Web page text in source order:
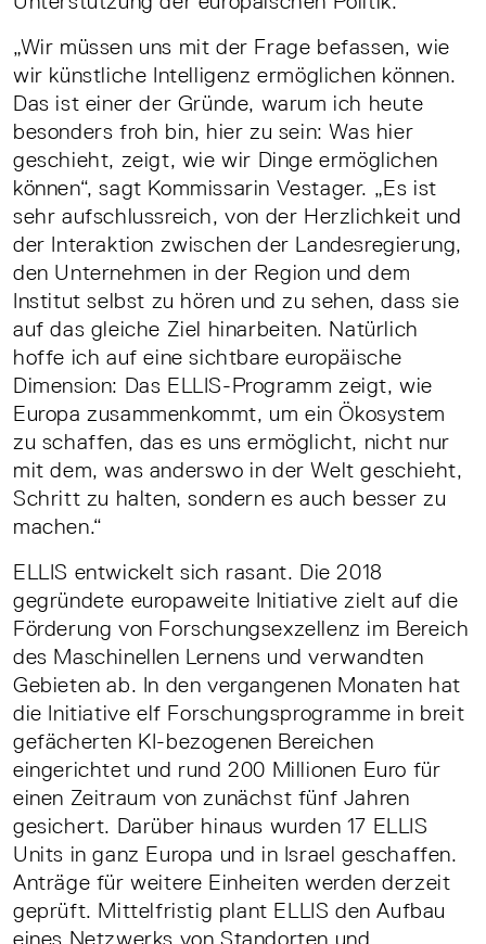
„Wir müssen uns mit der Frage befassen, wie
wir künstliche Intelligenz ermöglichen können.
Das ist einer der Gründe, warum ich heute
besonders froh bin, hier zu sein: Was hier
geschieht, zeigt, wie wir Dinge ermöglichen
können“, sagt Kommissarin Vestager. „Es ist
sehr aufschlussreich, von der Herzlichkeit und
der Interaktion zwischen der Landesregierung,
den Unternehmen in der Region und dem
Institut selbst zu hören und zu sehen, dass sie
auf das gleiche Ziel hinarbeiten. Natürlich
hoffe ich auf eine sichtbare europäische
Dimension: Das ELLIS-Programm zeigt, wie
Europa zusammenkommt, um ein Ökosystem
zu schaffen, das es uns ermöglicht, nicht nur
mit dem, was anderswo in der Welt geschieht,
Schritt zu halten, sondern es auch besser zu
machen.“
ELLIS entwickelt sich rasant. Die 2018
gegründete europaweite Initiative zielt auf die
Förderung von Forschungsexzellenz im Bereich
des Maschinellen Lernens und verwandten
Gebieten ab. In den vergangenen Monaten hat
die Initiative elf Forschungsprogramme in breit
gefächerten KI-bezogenen Bereichen
eingerichtet und rund 200 Millionen Euro für
einen Zeitraum von zunächst fünf Jahren
gesichert. Darüber hinaus wurden 17 ELLIS
Units in ganz Europa und in Israel geschaffen.
Anträge für weitere Einheiten werden derzeit
geprüft. Mittelfristig plant ELLIS den Aufbau
eines Netzwerks von Standorten und